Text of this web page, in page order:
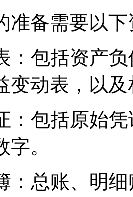
准备需要以下
：包括资产
变动表，以
：包括原始
。
：总账、明